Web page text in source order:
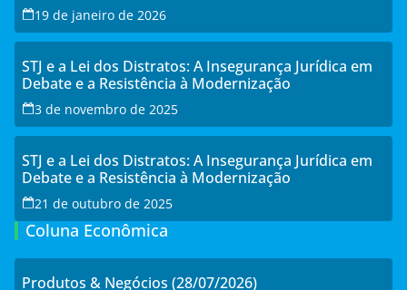
19 de janeiro de 2026
STJ e a Lei dos Distratos: A Insegurança Jurídica em
Debate e a Resistência à Modernização
3 de novembro de 2025
STJ e a Lei dos Distratos: A Insegurança Jurídica em
Debate e a Resistência à Modernização
21 de outubro de 2025
Coluna Econômica
Produtos & Negócios (28/07/2026)